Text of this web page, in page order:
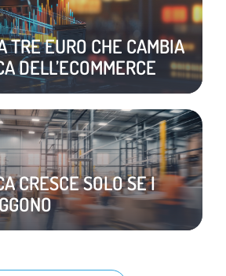
TRE EURO CHE CAMBIA
DELL’ECOMMERCE
CRESCE SOLO SE I